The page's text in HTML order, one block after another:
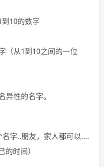
10的数字
（从1到10之间的一位
性的名字。
字..朋友，家人都可以....
的时间）